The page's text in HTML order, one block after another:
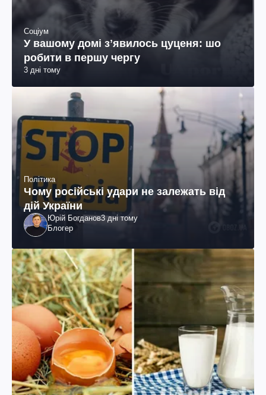
Соціум
У вашому домі зʼявилось цуценя: шо
робити в першу чергу
3 дні тому
Політика
Чому російські удари не залежать від
дій України
Юрій Богданов3 дні тому
Блогер